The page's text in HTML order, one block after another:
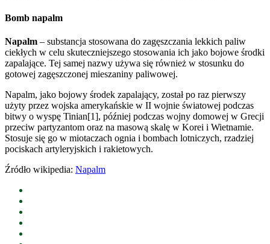
Bomb napalm
Napalm – substancja stosowana do zagęszczania lekkich paliw
ciekłych w celu skuteczniejszego stosowania ich jako bojowe środki
zapalające. Tej samej nazwy używa się również w stosunku do
gotowej zagęszczonej mieszaniny paliwowej.
Napalm, jako bojowy środek zapalający, został po raz pierwszy
użyty przez wojska amerykańskie w II wojnie światowej podczas
bitwy o wyspę Tinian[1], później podczas wojny domowej w Grecji
przeciw partyzantom oraz na masową skalę w Korei i Wietnamie.
Stosuje się go w miotaczach ognia i bombach lotniczych, rzadziej
pociskach artyleryjskich i rakietowych.
Źródło wikipedia: Napalm